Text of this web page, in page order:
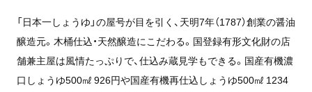
「日本一しょうゆ」の屋号が目を引く、天明7年（1787）創業の醤油
醸造元。木桶仕込・天然醸造にこだわる。国登録有形文化財の店
舗兼主屋は風情たっぷりで、仕込み蔵見学もできる。国産有機濃
口しょうゆ500㎖ 926円や国産有機再仕込しょうゆ500㎖ 1234